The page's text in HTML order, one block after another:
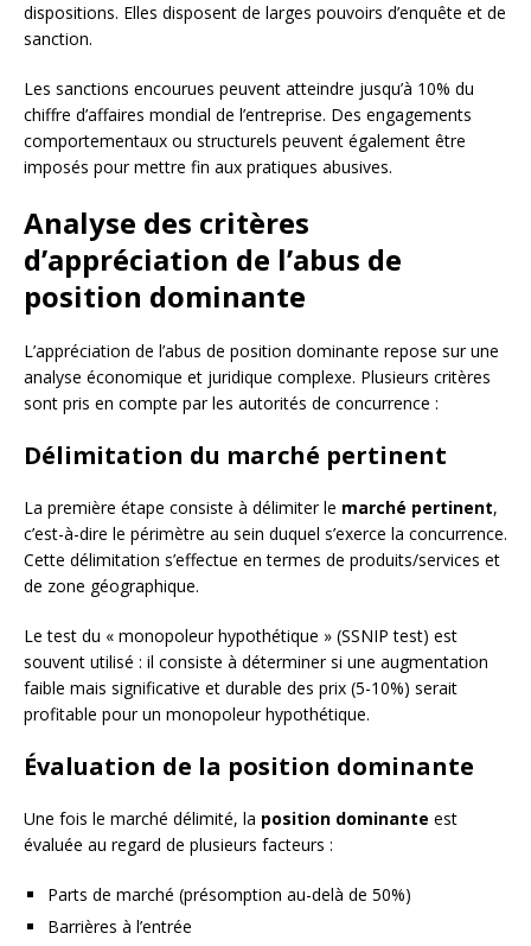
dispositions. Elles disposent de larges pouvoirs d’enquête et de
sanction.
Les sanctions encourues peuvent atteindre jusqu’à 10% du
chiffre d’affaires mondial de l’entreprise. Des engagements
comportementaux ou structurels peuvent également être
imposés pour mettre fin aux pratiques abusives.
Analyse des critères
d’appréciation de l’abus de
position dominante
L’appréciation de l’abus de position dominante repose sur une
analyse économique et juridique complexe. Plusieurs critères
sont pris en compte par les autorités de concurrence :
Délimitation du marché pertinent
La première étape consiste à délimiter le marché pertinent,
c’est-à-dire le périmètre au sein duquel s’exerce la concurrence.
Cette délimitation s’effectue en termes de produits/services et
de zone géographique.
Le test du « monopoleur hypothétique » (SSNIP test) est
souvent utilisé : il consiste à déterminer si une augmentation
faible mais significative et durable des prix (5-10%) serait
profitable pour un monopoleur hypothétique.
Évaluation de la position dominante
Une fois le marché délimité, la position dominante est
évaluée au regard de plusieurs facteurs :
Parts de marché (présomption au-delà de 50%)
Barrières à l’entrée